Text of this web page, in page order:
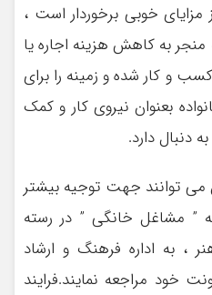
مزایای خوبی برخوردار است ،
منجر به کاهش هزینه اجاره یا
و کار شده و زمینه را برای
بعنوان نیروی کار و کمک
دنبال دارد.
توانند جهت توجیه بیشتر
” مشاغل خانگی ” در رسته
، به اداره فرهنگ و ارشاد
خود مراجعه نمایند.فرایند